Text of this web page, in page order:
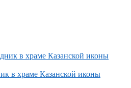
в храме Казанской иконы